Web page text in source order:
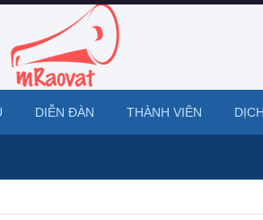
DIỄN ĐÀN THÀNH VIÊN